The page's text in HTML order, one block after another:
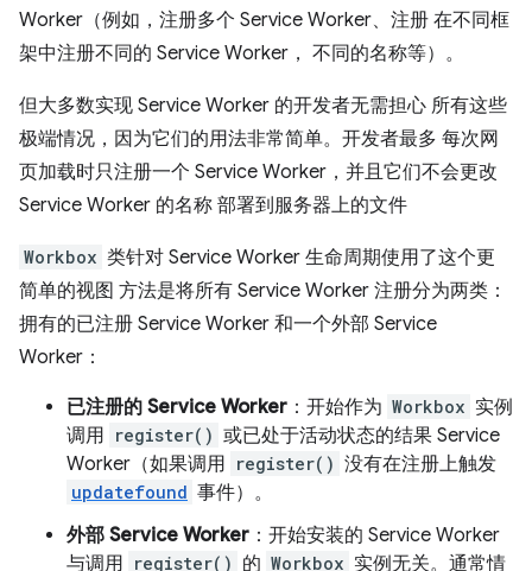
Worker（例如，注册多个 Service Worker、注册 在不同框
架中注册不同的 Service Worker， 不同的名称等）。
但大多数实现 Service Worker 的开发者无需担心 所有这些
极端情况，因为它们的用法非常简单。开发者最多 每次网
页加载时只注册一个 Service Worker，并且它们不会更改
Service Worker 的名称 部署到服务器上的文件
Workbox 类针对 Service Worker 生命周期使用了这个更
简单的视图 方法是将所有 Service Worker 注册分为两类：
拥有的已注册 Service Worker 和一个外部 Service
Worker：
已注册的 Service Worker ：开始作为 Workbox 实例
调用 register() 或已处于活动状态的结果 Service
Worker（如果调用 register() 没有在注册上触发
updatefound 事件）。
外部 Service Worker ：开始安装的 Service Worker
与调用 register() 的 Workbox 实例无关。通常情